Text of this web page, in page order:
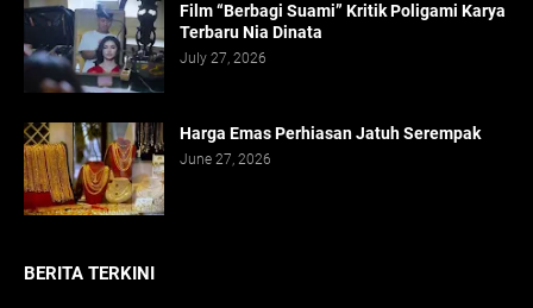
Film “Berbagi Suami” Kritik Poligami Karya
Terbaru Nia Dinata
July 27, 2026
Harga Emas Perhiasan Jatuh Serempak
June 27, 2026
BERITA TERKINI